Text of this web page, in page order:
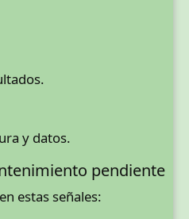
y datos.
pendiente
estas señales: